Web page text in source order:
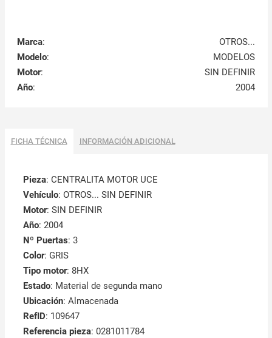
Marca:
OTROS...
Modelo:
MODELOS
Motor:
SIN DEFINIR
Año: 2004
FICHA TÉCNICA INFORMACIÓN ADICIONAL
Pieza: CENTRALITA MOTOR UCE
Vehículo: OTROS... SIN DEFINIR
Motor: SIN DEFINIR
Año: 2004
Nº Puertas: 3
Color: GRIS
Tipo motor: 8HX
Estado: Material de segunda mano
Ubicación: Almacenada
RefID: 109647
Referencia pieza: 0281011784